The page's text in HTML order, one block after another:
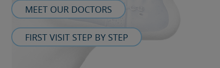
MEET OUR DOCTORS
FIRST VISIT STEP BY STEP